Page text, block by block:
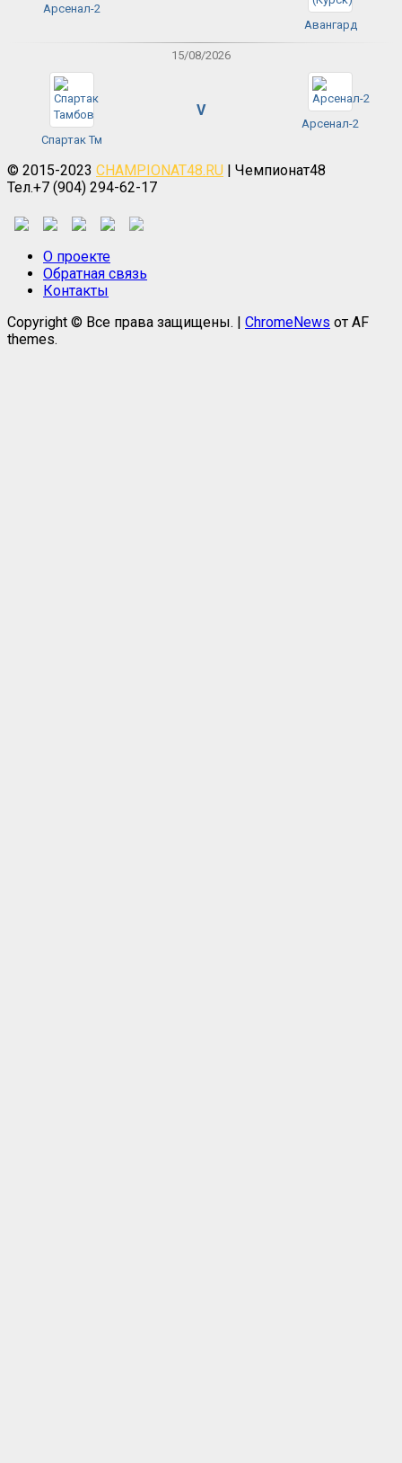
Арсенал-2
Авангард
15/08/2026
Спартак Тм
V
Арсенал-2
© 2015-2023 CHAMPIONAT48.RU | Чемпионат48
Тел.+7 (904) 294-62-17
О проекте
Обратная связь
Контакты
Copyright © Все права защищены.
ChromeNews от AF
themes.